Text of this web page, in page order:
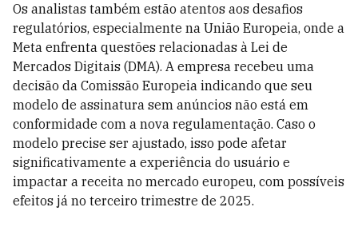
Os analistas também estão atentos aos desafios
regulatórios, especialmente na União Europeia, onde a
Meta enfrenta questões relacionadas à Lei de
Mercados Digitais (DMA). A empresa recebeu uma
decisão da Comissão Europeia indicando que seu
modelo de assinatura sem anúncios não está em
conformidade com a nova regulamentação. Caso o
modelo precise ser ajustado, isso pode afetar
significativamente a experiência do usuário e
impactar a receita no mercado europeu, com possíveis
efeitos já no terceiro trimestre de 2025.